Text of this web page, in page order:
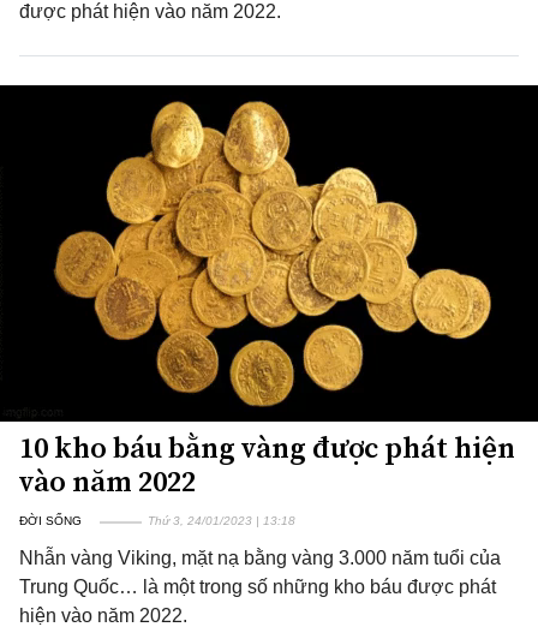
được phát hiện vào năm 2022.
10 kho báu bằng vàng được phát hiện
vào năm 2022
ĐỜI SỐNG Thứ 3, 24/01/2023 | 13:18
Nhẫn vàng Viking, mặt nạ bằng vàng 3.000 năm tuổi của
Trung Quốc… là một trong số những kho báu được phát
hiện vào năm 2022.